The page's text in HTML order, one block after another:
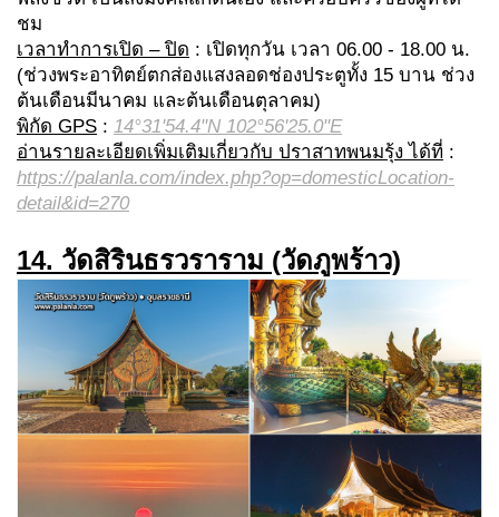
ชม
เวลาทำการเปิด – ปิด : เปิดทุกวัน เวลา 06.00 - 18.00 น.
(ช่วงพระอาทิตย์ตกส่องแสงลอดช่องประตูทั้ง 15 บาน ช่วง
ต้นเดือนมีนาคม และต้นเดือนตุลาคม)
พิกัด GPS : 14°31'54.4"N 102°56'25.0"E
อ่านรายละเอียดเพิ่มเติมเกี่ยวกับ ปราสาทพนมรุ้ง ได้ที่ :
https://palanla.com/index.php?op=domesticLocation-
detail&id=270
14. วัดสิรินธรวราราม (วัดภูพร้าว)